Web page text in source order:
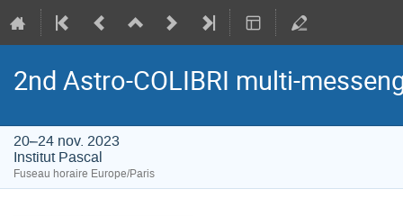
2nd Astro-COLIBRI multi-
20–24 nov. 2023
Institut Pascal
Fuseau horaire Europe/Paris